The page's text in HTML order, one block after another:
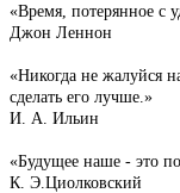
«Время, потерянное с
Джон Леннон
«Никогда не жалуйся
сделать его лучше.»
И. А. Ильин
«Будущее наше - это
К. Э.Циолковский